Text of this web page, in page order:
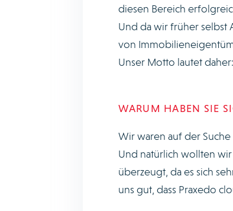
diesen Bereich
Und da wir früher
von
Unser Motto lautet
WARUM HABEN SIE
Wir waren auf der
Und natürlich wollten
überzeugt, da es sich
uns gut, dass Praxedo